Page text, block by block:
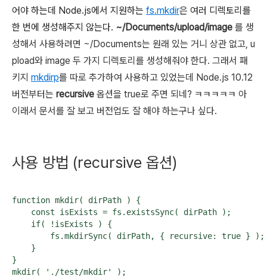
어야 하는데 Node.js에서 지원하는 fs.mkdir은 여러 디렉토리를
한 번에 생성해주지 않는다. ~/Documents/upload/image 를 생
성해서 사용하려면 ~/Documents는 원래 있는 거니 상관 없고, u
pload와 image 두 가지 디렉토리를 생성해줘야 한다. 그래서 패
키지 mkdirp를 따로 추가하여 사용하고 있었는데 Node.js 10.12
버전부터는 recursive 옵션을 true로 주면 되네? ㅋㅋㅋㅋㅋ 아
이래서 문서를 잘 보고 버전업도 잘 해야 하는구나 싶다.
사용 방법 (recursive 옵션)
function mkdir( dirPath ) {
    const isExists = fs.existsSync( dirPath );
    if( !isExists ) {
        fs.mkdirSync( dirPath, { recursive: true } );
    }
}
mkdir( './test/mkdir' );